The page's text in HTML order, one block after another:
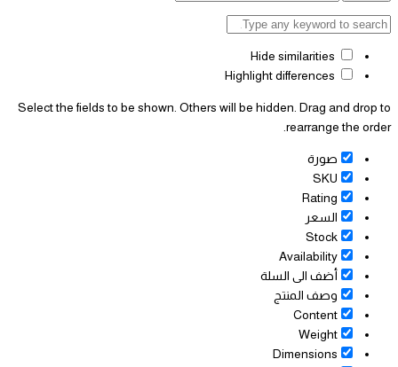
Select the fields to be shown. Others will be hidden. Drag and drop to
rearrange the order.
صورة
SKU
Rating
السعر
Stock
Availability
أضف الى السلة
وصف المنتج
Content
Weight
Dimensions